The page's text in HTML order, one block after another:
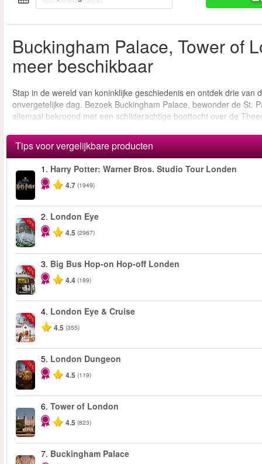
Buckingham Palace, Tower of
meer beschikbaar
Stap in de wereld van koninklijke geschiedenis en ontdek drie
onvergetelijke dag. Bezoek Buckingham Palace, bewonder de St.
allemaal bekroond met een schilderachtige boottocht over de
Tips voor vergelijkbare producten
1. Harry Potter: Warner Bros. Studio Tour Londen
4.7 (1949)
-25%
2. London Eye
4.5 (2967)
-40%
3. Big Bus Hop-on Hop-off Londen
4.4 (189)
-20%
4. London Eye & Cruise
4.5 (355)
-15%
5. London Dungeon
4.5 (119)
6. Tower of London
4.5 (823)
7. Buckingham Palace